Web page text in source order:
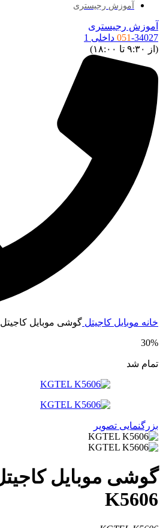
آموزش رجیستری
آموزش رجیستری
051-34027 داخلی 1
(از ۹:۳۰ تا ۱۸:۰۰)
خانه موبایل کاجیتل گوشی موبایل کاجیتل KGTEL K5606
30%
تمام شد
بزرگنمایی تصویر
K5606